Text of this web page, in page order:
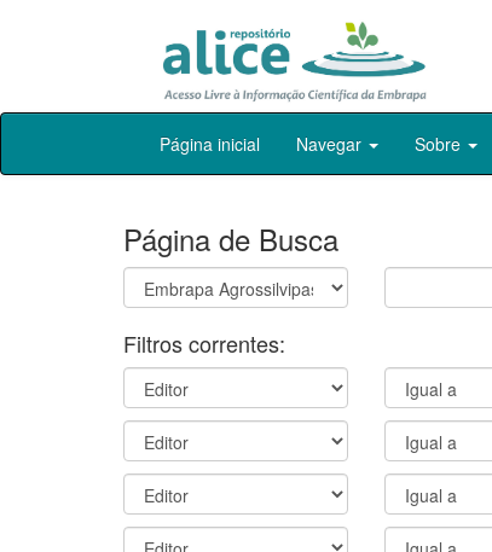
Skip
Página inicial Navegar Sobre
Página de Busca
Filtros correntes: